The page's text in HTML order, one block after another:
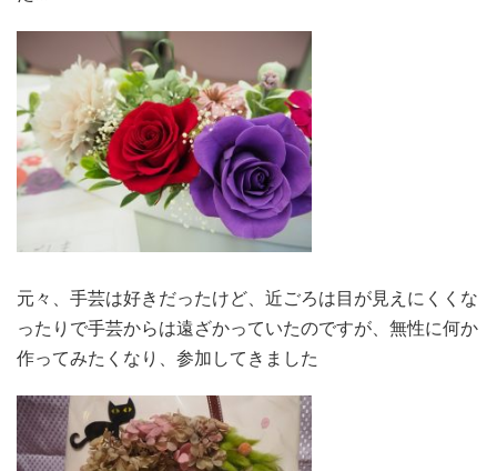
元々、手芸は好きだったけど、近ごろは目が見えにくくな
ったりで手芸からは遠ざかっていたのですが、無性に何か
作ってみたくなり、参加してきました